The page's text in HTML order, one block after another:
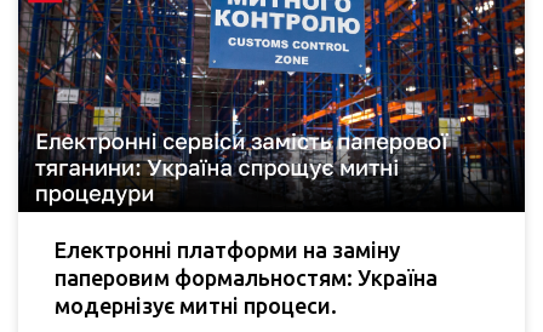
Електронні платформи на заміну
паперовим формальностям: Україна
модернізує митні процеси.